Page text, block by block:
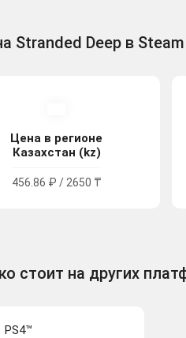
Stranded Deep в Steam
Цена в регионе
Казахстан (kz)
456.86 ₽ / 2650 ₸
стоит на других
PS4™